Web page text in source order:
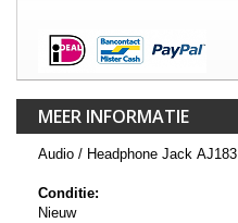
MEER INFORMATIE
Audio / Headphone Jack AJ183
Conditie:
Nieuw